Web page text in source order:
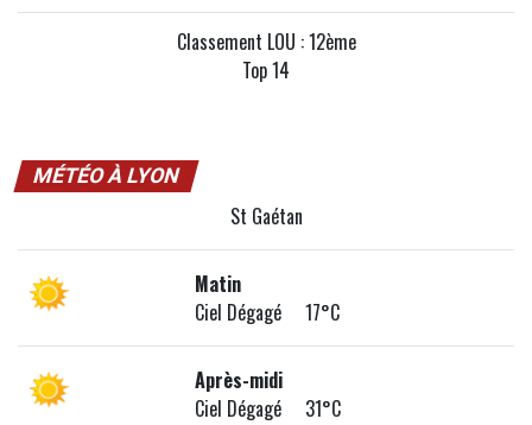
Classement LOU : 12ème
Top 14
MÉTÉO À LYON
St Gaétan
Matin
Ciel Dégagé 17°C
Après-midi
Ciel Dégagé 31°C